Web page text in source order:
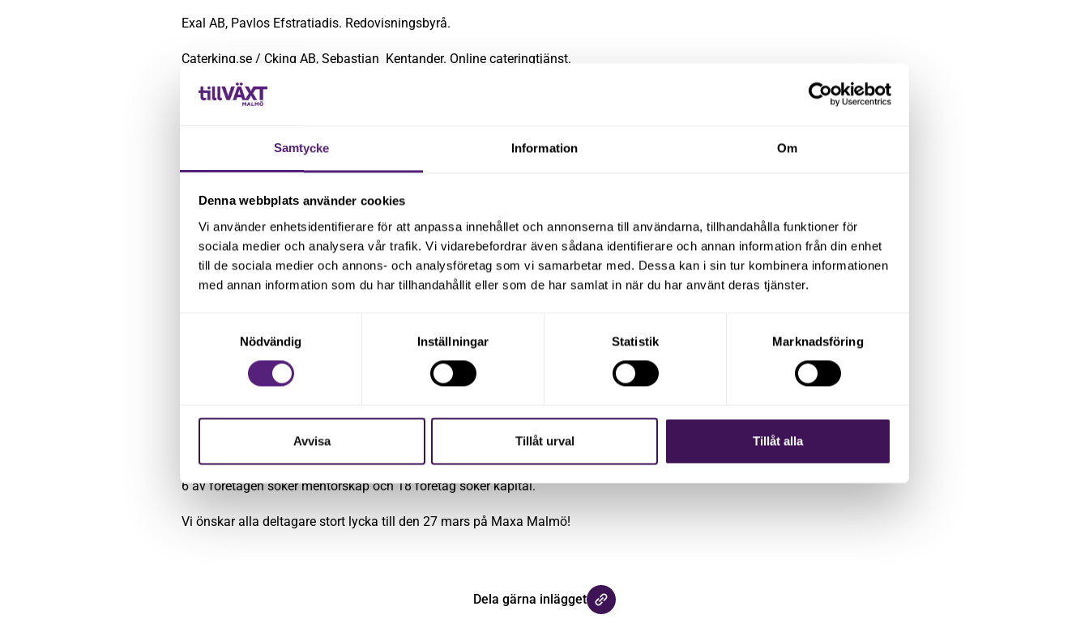
Samtycke Information Om
Denna webbplats använder cookies
Vi använder enhetsidentifierare för att anpassa innehållet och annonserna till användarna, tillhandahålla funktioner för
sociala medier och analysera vår trafik. Vi vidarebefordrar även sådana identifierare och annan information från din enhet
till de sociala medier och annons- och analysföretag som vi samarbetar med. Dessa kan i sin tur kombinera informationen
med annan information som du har tillhandahållit eller som de har samlat in när du har använt deras tjänster.
Nödvändig
Inställningar Statistik Marknadsföring
Avvisa Tillåt urval Tillåt alla
Exal AB, Pavlos Efstratiadis. Redovisningsbyrå.
Caterking.se / Cking AB, Sebastian Kentander. Online cateringtjänst.
HomePal AB, Niklas Hellgren. Integrationsplattform för fastighetsbranschen.
SGS Station AB, Rodrigo Godoy. Solcellsdrivna stationer för olika mötesplatser.
Medarca, Lars Malmgren. Digitala läkemedelsskåp för äldrevården.
Kids licence sweden ab, Monika Duggal och Pia Luhar. E-handel för licensbaserade kläder och leksaker.
Elinstallatören syd, Markus Hansson. Elinstallationsföretag.
Equi Tours Sweden AB, Marie Nyberg. Reseföretag mot hästsport.
Goloyal, Björn Bjärbo. Fintechbolag som digitaliserar den fysiska handeln.
Barster, Anders Schoug. App för nöjesbranschen för effektivare beställningsflöden.
6 av företagen söker mentorskap och 18 företag söker kapital.
Vi önskar alla deltagare stort lycka till den 27 mars på Maxa Malmö!
Dela gärna inlägget